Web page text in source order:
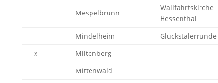
Mespelbrunn
Wallfahrtskirche
Hessenthal
Mindelheim
Glückstalerrunde
x
Miltenberg
Mittenwald